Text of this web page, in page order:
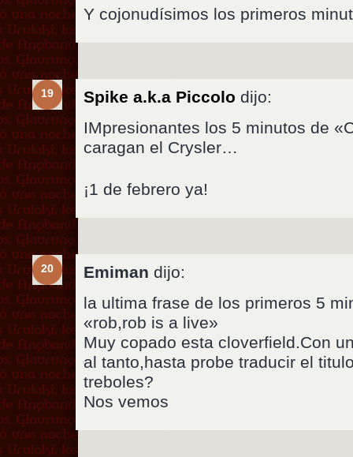
Y cojonudísimos los primeros
19 Spike a.k.a Piccolo dijo:
IMpresionantes los 5 minutos de
caragan el Crysler…
¡1 de febrero ya!
20 Emiman dijo:
la ultima frase de los primeros 5
«rob,rob is a live»
Muy copado esta cloverfield.Con
al tanto,hasta probe traducir el
treboles?
Nos vemos